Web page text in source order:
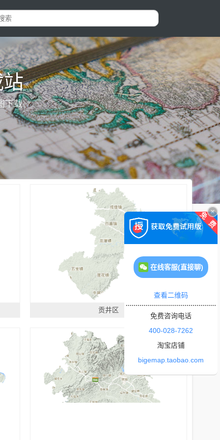
下载
贡井区
在线客服(直接聊)
查看二维码
免费咨询电话
400-028-7262
淘宝店铺
bigemap.taobao.com